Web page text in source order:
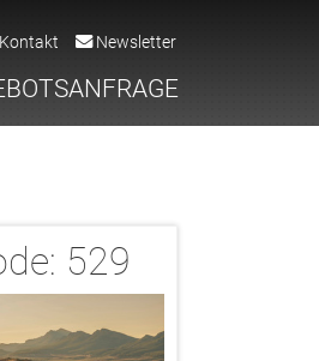
Kontakt Newsletter
529